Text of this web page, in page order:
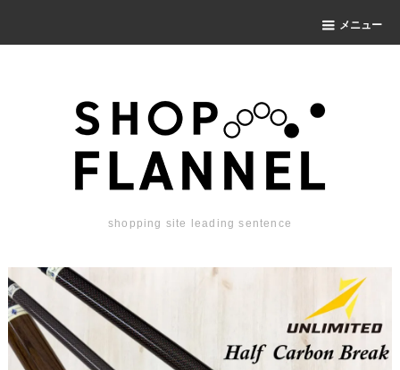
メニュー
shopping site leading sentence